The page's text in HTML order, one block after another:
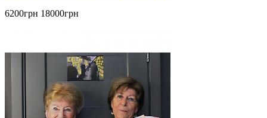
6200грн 18000грн